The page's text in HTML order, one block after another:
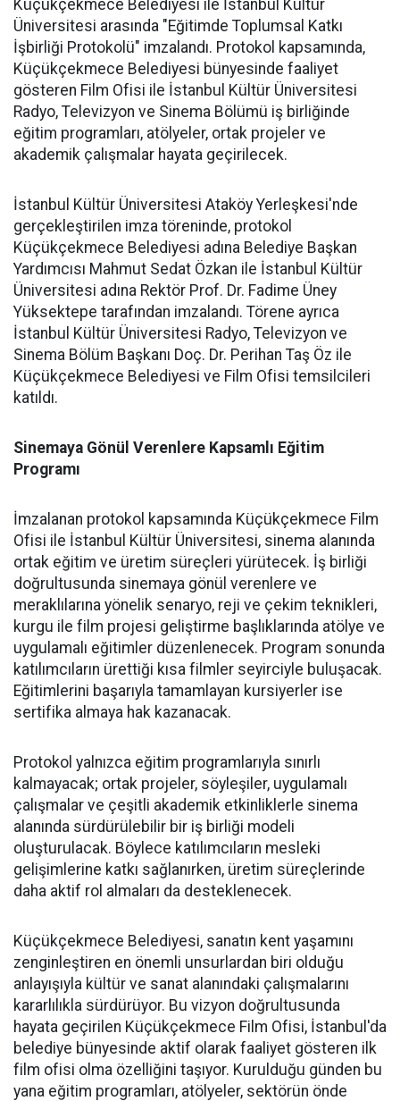
Küçükçekmece Belediyesi ile İstanbul Kültür
Üniversitesi arasında "Eğitimde Toplumsal Katkı
İşbirliği Protokolü" imzalandı. Protokol kapsamında,
Küçükçekmece Belediyesi bünyesinde faaliyet
gösteren Film Ofisi ile İstanbul Kültür Üniversitesi
Radyo, Televizyon ve Sinema Bölümü iş birliğinde
eğitim programları, atölyeler, ortak projeler ve
akademik çalışmalar hayata geçirilecek.
İstanbul Kültür Üniversitesi Ataköy Yerleşkesi'nde
gerçekleştirilen imza töreninde, protokol
Küçükçekmece Belediyesi adına Belediye Başkan
Yardımcısı Mahmut Sedat Özkan ile İstanbul Kültür
Üniversitesi adına Rektör Prof. Dr. Fadime Üney
Yüksektepe tarafından imzalandı. Törene ayrıca
İstanbul Kültür Üniversitesi Radyo, Televizyon ve
Sinema Bölüm Başkanı Doç. Dr. Perihan Taş Öz ile
Küçükçekmece Belediyesi ve Film Ofisi temsilcileri
katıldı.
Sinemaya Gönül Verenlere Kapsamlı Eğitim
Programı
İmzalanan protokol kapsamında Küçükçekmece Film
Ofisi ile İstanbul Kültür Üniversitesi, sinema alanında
ortak eğitim ve üretim süreçleri yürütecek. İş birliği
doğrultusunda sinemaya gönül verenlere ve
meraklılarına yönelik senaryo, reji ve çekim teknikleri,
kurgu ile film projesi geliştirme başlıklarında atölye ve
uygulamalı eğitimler düzenlenecek. Program sonunda
katılımcıların ürettiği kısa filmler seyirciyle buluşacak.
Eğitimlerini başarıyla tamamlayan kursiyerler ise
sertifika almaya hak kazanacak.
Protokol yalnızca eğitim programlarıyla sınırlı
kalmayacak; ortak projeler, söyleşiler, uygulamalı
çalışmalar ve çeşitli akademik etkinliklerle sinema
alanında sürdürülebilir bir iş birliği modeli
oluşturulacak. Böylece katılımcıların mesleki
gelişimlerine katkı sağlanırken, üretim süreçlerinde
daha aktif rol almaları da desteklenecek.
Küçükçekmece Belediyesi, sanatın kent yaşamını
zenginleştiren en önemli unsurlardan biri olduğu
anlayışıyla kültür ve sanat alanındaki çalışmalarını
kararlılıkla sürdürüyor. Bu vizyon doğrultusunda
hayata geçirilen Küçükçekmece Film Ofisi, İstanbul'da
belediye bünyesinde aktif olarak faaliyet gösteren ilk
film ofisi olma özelliğini taşıyor. Kurulduğu günden bu
yana eğitim programları, atölyeler, sektörün önde